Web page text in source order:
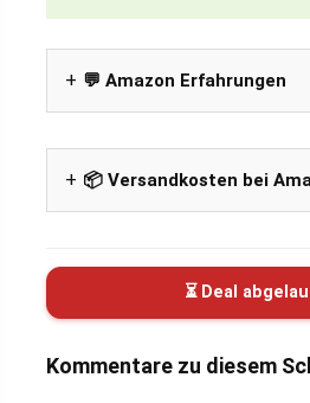
💬 Amazon Erfahrungen
📦 Versandkosten bei
⏳ Deal
Kommentare zu diesem